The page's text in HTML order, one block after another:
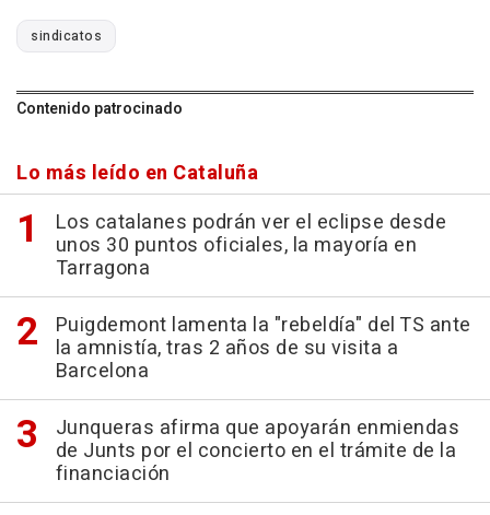
sindicatos
Contenido patrocinado
Lo más leído en Cataluña
Los catalanes podrán ver el eclipse desde
unos 30 puntos oficiales, la mayoría en
Tarragona
Puigdemont lamenta la "rebeldía" del TS ante
la amnistía, tras 2 años de su visita a
Barcelona
Junqueras afirma que apoyarán enmiendas
de Junts por el concierto en el trámite de la
financiación